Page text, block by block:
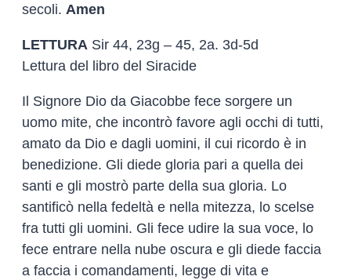
secoli. Amen
LETTURA Sir 44, 23g – 45, 2a. 3d-5d
Lettura del libro del Siracide
Il Signore Dio da Giacobbe fece sorgere un
uomo mite, che incontrò favore agli occhi di tutti,
amato da Dio e dagli uomini, il cui ricordo è in
benedizione. Gli diede gloria pari a quella dei
santi e gli mostrò parte della sua gloria. Lo
santificò nella fedeltà e nella mitezza, lo scelse
fra tutti gli uomini. Gli fece udire la sua voce, lo
fece entrare nella nube oscura e gli diede faccia
a faccia i comandamenti, legge di vita e